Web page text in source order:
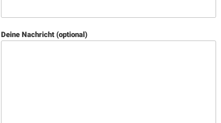
Deine Nachricht (optional)